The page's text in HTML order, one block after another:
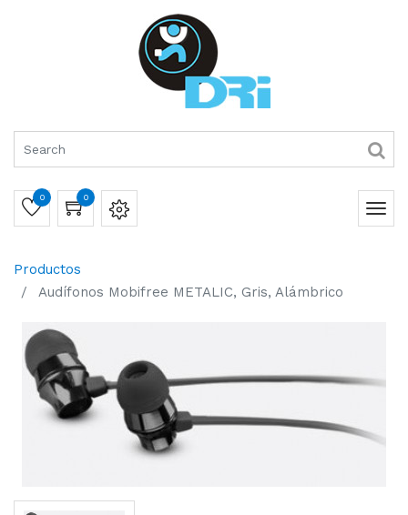
0 0
Productos
Audífonos Mobifree METALIC, Gris, Alámbrico